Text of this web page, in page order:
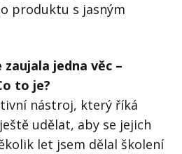
produktu s jasným
zaujala jedna věc –
to je?
nástroj, který říká
udělat, aby se jejich
let jsem dělal školení